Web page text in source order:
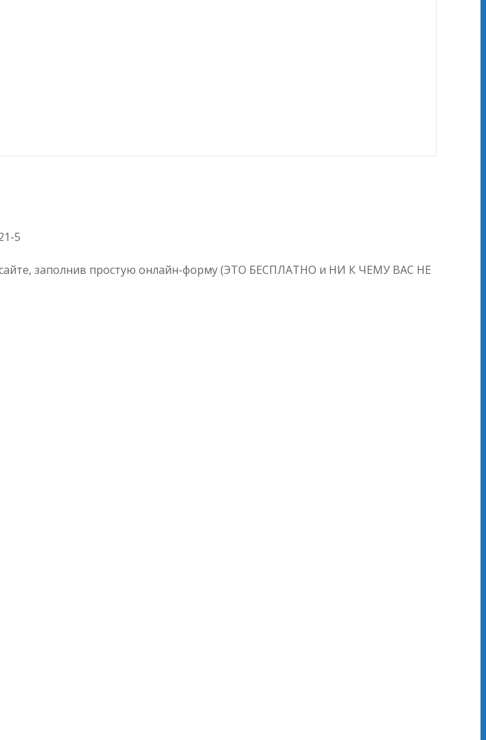
5
сайте, заполнив простую онлайн-форму (ЭТО БЕСПЛАТНО и НИ К ЧЕМУ ВАС НЕ